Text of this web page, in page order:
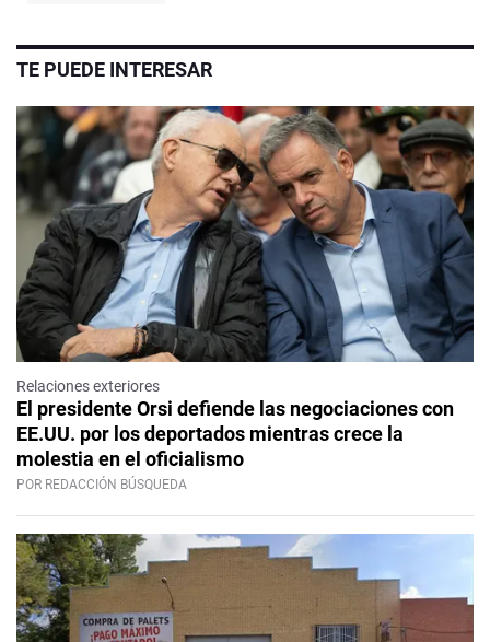
TE PUEDE INTERESAR
Relaciones exteriores
El presidente Orsi defiende las negociaciones con
EE.UU. por los deportados mientras crece la
molestia en el oficialismo
POR REDACCIÓN BÚSQUEDA